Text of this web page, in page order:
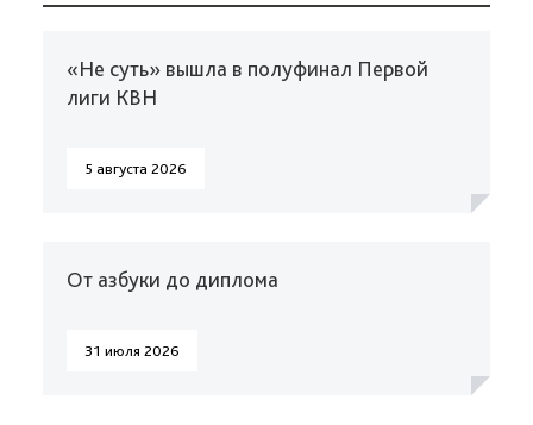
«Не суть» вышла в полуфинал Первой
лиги КВН
5 августа 2026
От азбуки до диплома
31 июля 2026